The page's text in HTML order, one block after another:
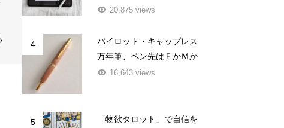
20,875 views
4
パイロット・キャップレス
万年筆、ペン先はＦかＭか
16,643 views
5
「物欲タロット」で自信を